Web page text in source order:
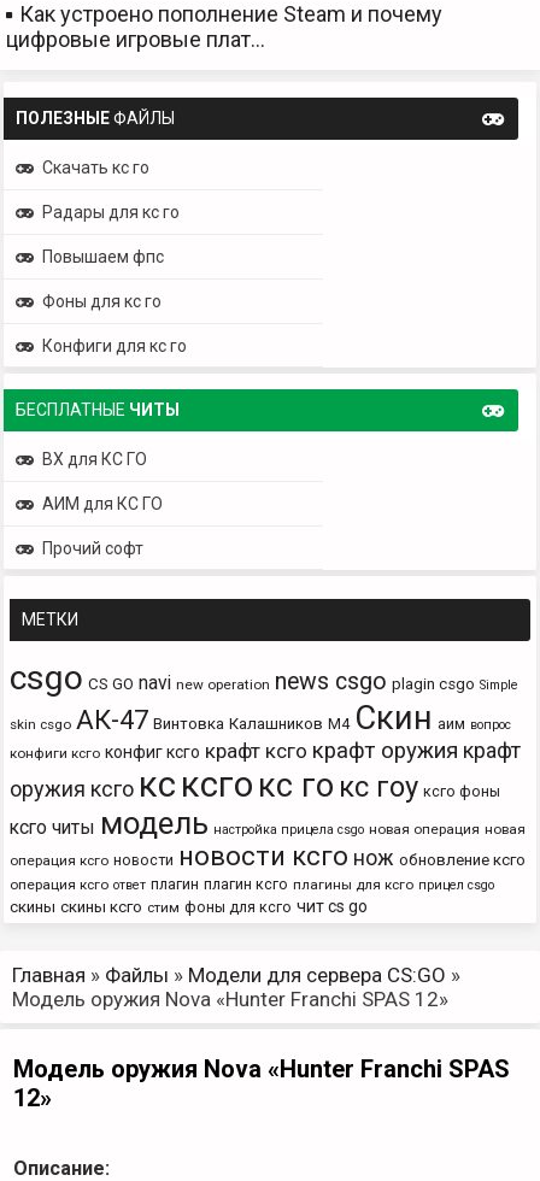
Как устроено пополнение Steam и почему
цифровые игровые плат…
ПОЛЕЗНЫЕФАЙЛЫ
Скачать кс го
Радары для кс го
Повышаем фпс
Фоны для кс го
Конфиги для кс го
БЕСПЛАТНЫЕ ЧИТЫ
ВХ для КС ГО
АИМ для КС ГО
Прочий софт
МЕТКИ
csgo CS GO navi new operation news csgo plagin csgo Simple
skin csgo АК-47 Винтовка Калашников М4 Скин аим вопрос
конфиги ксго конфиг ксго крафт ксго крафт оружия крафт
оружия ксго кс ксго кс го кс гоу ксго фоны
ксго читы модель настройка прицела csgo новая операция новая
операция ксго новости новости ксго нож обновление ксго
операция ксго ответ плагин плагин ксго плагины для ксго прицел csgo
скины скины ксго стим фоны для ксго чит cs go
Главная » Файлы » Модели для сервера CS:GO »
Модель оружия Nova «Hunter Franchi SPAS 12»
Модель оружия Nova «Hunter Franchi SPAS
12»
Описание: